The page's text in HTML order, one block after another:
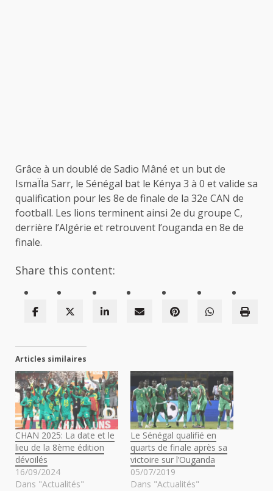
Grâce à un doublé de Sadio Mâné et un but de
IsmaÏla Sarr, le Sénégal bat le Kénya 3 à 0 et valide sa
qualification pour les 8e de finale de la 32e CAN de
football. Les lions terminent ainsi 2e du groupe C,
derrière l’Algérie et retrouvent l’ouganda en 8e de
finale.
Share this content:
Articles similaires
CHAN 2025: La date et le
lieu de la 8ème édition
dévoilés
16/09/2024
Dans "Actualités"
Le Sénégal qualifié en
quarts de finale après sa
victoire sur l’Ouganda
05/07/2019
Dans "Actualités"